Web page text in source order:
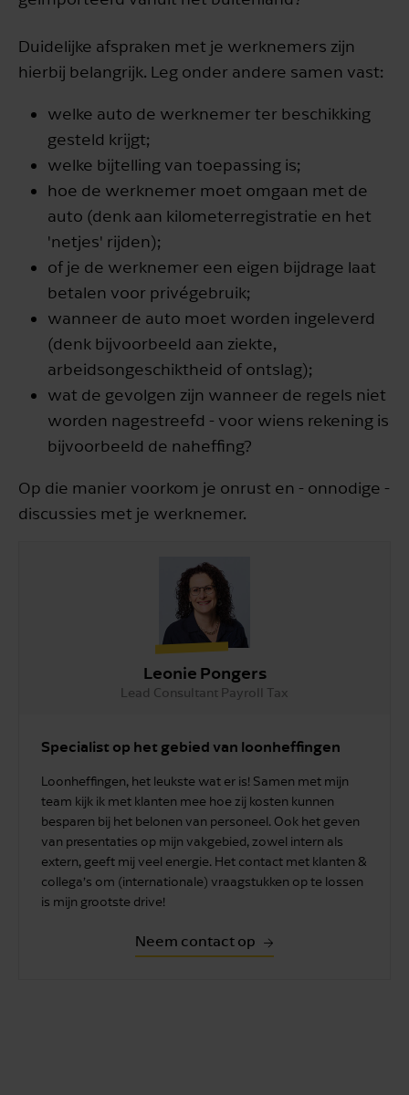
Duidelijke afspraken met je werknemers zijn
hierbij belangrijk. Leg onder andere samen vast:
welke auto de werknemer ter beschikking
gesteld krijgt;
welke bijtelling van toepassing is;
hoe de werknemer moet omgaan met de
auto (denk aan kilometerregistratie en het
'netjes' rijden);
of je de werknemer een eigen bijdrage laat
betalen voor privégebruik;
wanneer de auto moet worden ingeleverd
(denk bijvoorbeeld aan ziekte,
arbeidsongeschiktheid of ontslag);
wat de gevolgen zijn wanneer de regels niet
worden nagestreefd - voor wiens rekening is
bijvoorbeeld de naheffing?
Op die manier voorkom je onrust en - onnodige -
discussies met je werknemer.
Leonie Pongers
Lead Consultant Payroll Tax
Specialist op het gebied van loonheffingen
Loonheffingen, het leukste wat er is! Samen met mijn
team kijk ik met klanten mee hoe zij kosten kunnen
besparen bij het belonen van personeel. Ook het geven
van presentaties op mijn vakgebied, zowel intern als
extern, geeft mij veel energie. Het contact met klanten &
collega’s om (internationale) vraagstukken op te lossen
is mijn grootste drive!
Neem contact op